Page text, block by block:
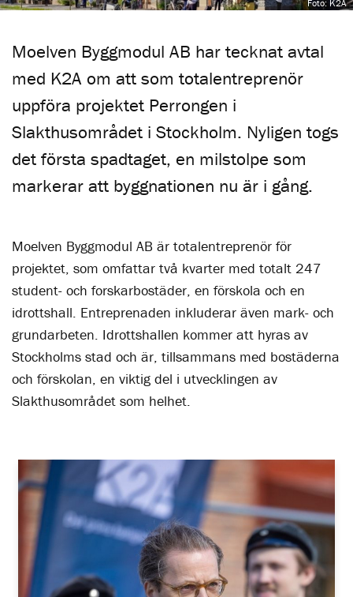
Foto: K2A
Moelven Byggmodul AB har tecknat avtal
med K2A om att som totalentreprenör
uppföra projektet Perrongen i
Slakthusområdet i Stockholm. Nyligen togs
det första spadtaget, en milstolpe som
markerar att byggnationen nu är i gång.
Moelven Byggmodul AB är totalentreprenör för
projektet, som omfattar två kvarter med totalt 247
student- och forskarbostäder, en förskola och en
idrottshall. Entreprenaden inkluderar även mark- och
grundarbeten. Idrottshallen kommer att hyras av
Stockholms stad och är, tillsammans med bostäderna
och förskolan, en viktig del i utvecklingen av
Slakthusområdet som helhet.